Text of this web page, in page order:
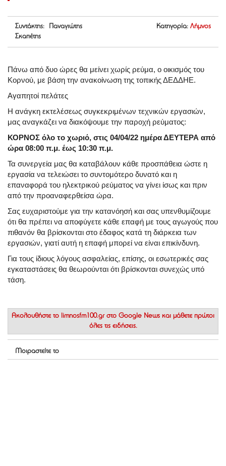
Συντάκτης: Παναγιώτης
Σκαπέτης
Κατηγορία: Λήμνος
Πάνω από δυο ώρες θα μείνει χωρίς ρεύμα, ο οικισμός του
Κορνού, με βάση την ανακοίνωση της τοπικής ΔΕΔΔΗΕ.
Αγαπητοί πελάτες
Η ανάγκη εκτελέσεως συγκεκριμένων τεχνικών εργασιών,
μας αναγκάζει να διακόψουμε την παροχή ρεύματος:
ΚΟΡΝΟΣ όλο το χωριό, στις 04/04/22 ημέρα ΔΕΥΤΕΡΑ από
ώρα 08:00 π.μ. έως 10:30 π.μ.
Τα συνεργεία μας θα καταβάλουν κάθε προσπάθεια ώστε η
εργασία να τελειώσει το συντομότερο δυνατό και η
επαναφορά του ηλεκτρικού ρεύματος να γίνει ίσως και πριν
από την προαναφερθείσα ώρα.
Σας ευχαριστούμε για την κατανόησή και σας υπενθυμίζουμε
ότι θα πρέπει να αποφύγετε κάθε επαφή με τους αγωγούς που
πιθανόν θα βρίσκονται στο έδαφος κατά τη διάρκεια των
εργασιών, γιατί αυτή η επαφή μπορεί να είναι επικίνδυνη.
Για τους ίδιους λόγους ασφαλείας, επίσης, οι εσωτερικές σας
εγκαταστάσεις θα θεωρούνται ότι βρίσκονται συνεχώς υπό
τάση.
Ακολουθήστε το limnosfm100.gr στο Google News και μάθετε πρώτοι
όλες τις ειδήσεις.
Μοιραστείτε το